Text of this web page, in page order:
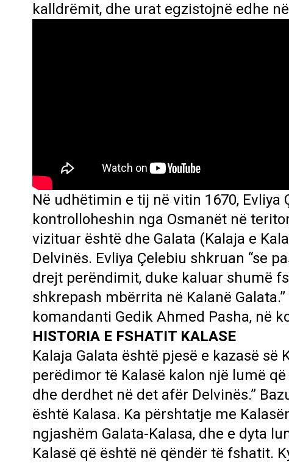
kalldrëmit, dhe urat egzistojnë edhe
Në udhëtimin e tij në vitin 1670,
kontrolloheshin nga Osmanët në
vizituar është dhe Galata (Kalaja e
Delvinës. Evliya Çelebiu shkruan “se
drejt perëndimit, duke kaluar shumë
shkrepash mbërrita në Kalanë
komandanti Gedik Ahmed Pasha, në
HISTORIA E FSHATIT KALASE
Kalaja Galata është pjesë e kazasë
perëdimor të Kalasë kalon një lumë
dhe derdhet në det afër Delvinës.”
është Kalasa. Ka përshtatje me
ngjashëm Galata-Kalasa, dhe e dyta
Kalasë që është në qëndër të fshatit.